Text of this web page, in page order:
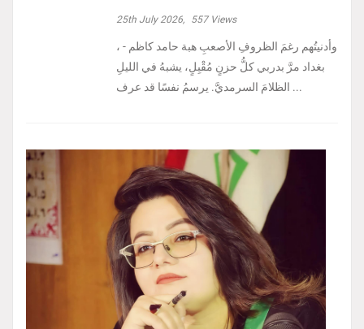
25th July 2026, 557Views
، وأدنيتُهم رغمَ الظروفِ الأصعبِ هبة حامد كاظم -
بغداد مرَّ بدربي كلُّ حزنٍ مُقْبِلٍ، يشبهُ في الليلِ
الظلامَ السرمديَّ. يرسمُ نفسًا قد عرف ...